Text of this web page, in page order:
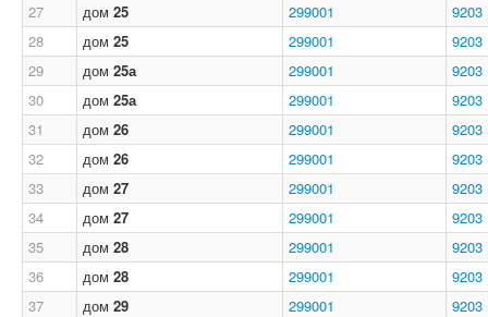
27
дом 25 299001
9203
28
дом 25 299001
9203
29
дом 25а 299001
9203
30
дом 25а 299001
9203
31
дом 26 299001
9203
32
дом 26 299001
9203
33
дом 27 299001
9203
34
дом 27 299001
9203
35
дом 28 299001
9203
36
дом 28 299001
9203
37
дом 29 299001
9203